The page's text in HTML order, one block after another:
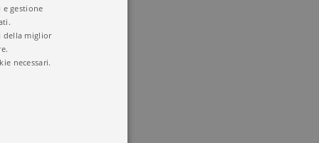
gestione
della miglior
necessari.